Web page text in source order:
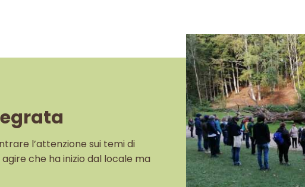
l’attenzione sui temi di
che ha inizio dal locale ma